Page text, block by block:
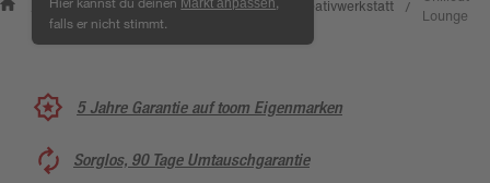
Markt anpassen
falls er nicht stimmt.
Service
/
Ratgeber
/ Kreativwerkstatt /
Lounge
5 Jahre Garantie auf toom Eigenmarken
Sorglos, 90 Tage Umtauschgarantie